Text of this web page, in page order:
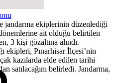
jandarma ekiplerinin düzenlediği
ait olduğu belirtilen
3 kişi gözaltına alındı.
ekipleri, Pınarhisar İlçesi’nin
kazılarda elde edilen tarihi
satılacağını belirledi. Jandarma,